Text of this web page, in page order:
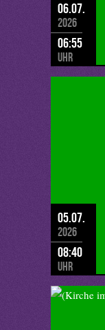
06.07.
2026
06:55
Uhr
05.07.
2026
08:40
Uhr